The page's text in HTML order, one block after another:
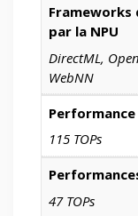
Frameworks
par la NPU
DirectML,
WebNN
115 TOPs
47 TOPs